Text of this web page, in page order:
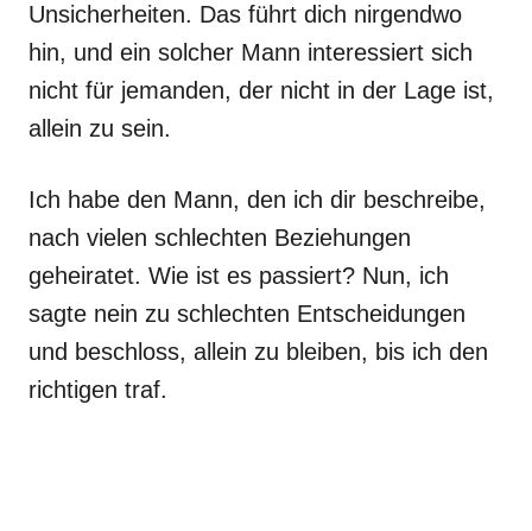
Unsicherheiten. Das führt dich nirgendwo
hin, und ein solcher Mann interessiert sich
nicht für jemanden, der nicht in der Lage ist,
allein zu sein.
Ich habe den Mann, den ich dir beschreibe,
nach vielen schlechten Beziehungen
geheiratet. Wie ist es passiert? Nun, ich
sagte nein zu schlechten Entscheidungen
und beschloss, allein zu bleiben, bis ich den
richtigen traf.